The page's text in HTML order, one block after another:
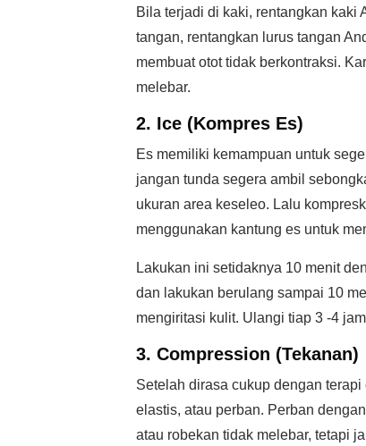
Bila terjadi di kaki, rentangkan kaki
tangan, rentangkan lurus tangan
membuat otot tidak berkontraksi.
melebar.
2. Ice (Kompres Es)
Es memiliki kemampuan untuk
jangan tunda segera ambil
ukuran area keseleo. Lalu
menggunakan kantung es untuk
Lakukan ini setidaknya 10 menit
dan lakukan berulang sampai 10
mengiritasi kulit. Ulangi tiap 3 -4
3. Compression (Tekanan)
Setelah dirasa cukup dengan
elastis, atau perban. Perban
atau robekan tidak melebar, tetapi